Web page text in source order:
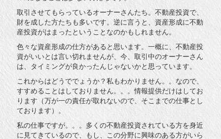
取引させてもらっているオーナーさんたち。不動産投資で、
財を成した方たちも多いです。逆に言うと、資産形成に不動
産投資がはまったということなのかもしれません。
色々な資産形成の仕方があると思います。一概に、不動産投
資がいいとは言い切れませんが、今、取引中のオーナーさん
は、タイミングが良かったんじゃないかと思っています。
これからはどうででょうか？私もわかりません。。なので、
すすめることはしておりません。。。情報提供だけはしてお
ります（万が一の責任が取れないので、そこまでの仕事とし
ております）。
私の仕事ですが。。。多くの不動産投資されている方を身近
に見てきているので、もし、この分野に興味のある方がいら